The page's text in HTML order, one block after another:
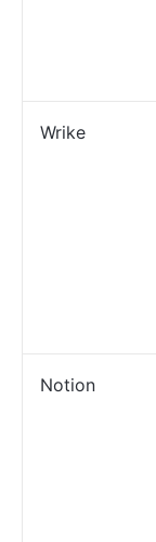
Wrike
Notion